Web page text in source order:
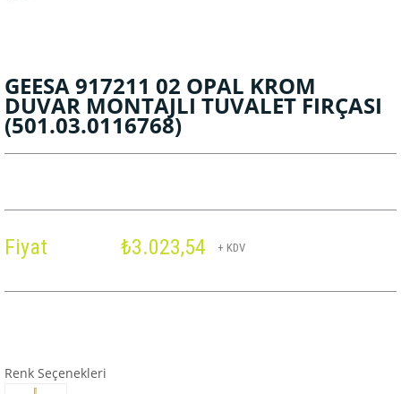
GEESA 917211 02 OPAL KROM
DUVAR MONTAJLI TUVALET FIRÇASI
(501.03.0116768)
Fiyat ₺3.023,54 + KDV
Renk Seçenekleri